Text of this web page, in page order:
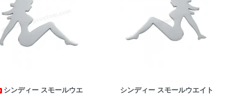
シンディー スモールウエ
シンディー スモールウエイト